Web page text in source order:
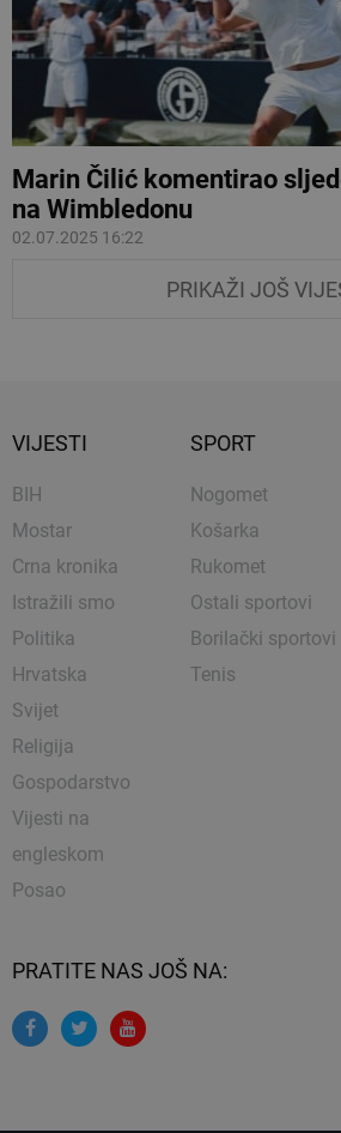
Marin Čilić komentirao
na Wimbledonu
02.07.2025 16:22
PRIKAŽI JOŠ
VIJESTI
BIH
Mostar
Crna kronika
Istražili smo
Politika
Hrvatska
Svijet
Religija
Gospodarstvo
Vijesti na
engleskom
Posao
SPORT
Nogomet
Košarka
Rukomet
Ostali sportovi
Borilački sportovi
Tenis
PRATITE NAS JOŠ NA: